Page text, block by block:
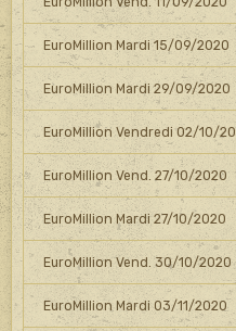
EuroMillion Mardi 15/09/2020
EuroMillion Mardi 29/09/2020
EuroMillion Vendredi 02/10/20
EuroMillion Vend. 27/10/2020
EuroMillion Mardi 27/10/2020
EuroMillion Vend. 30/10/2020
EuroMillion Mardi 03/11/2020